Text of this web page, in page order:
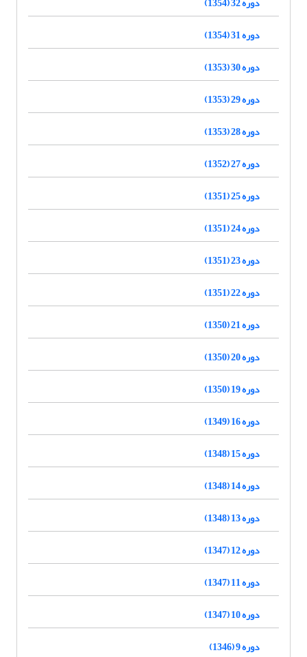
دوره 31 (1354)
دوره 30 (1353)
دوره 29 (1353)
دوره 28 (1353)
دوره 27 (1352)
دوره 25 (1351)
دوره 24 (1351)
دوره 23 (1351)
دوره 22 (1351)
دوره 21 (1350)
دوره 20 (1350)
دوره 19 (1350)
دوره 16 (1349)
دوره 15 (1348)
دوره 14 (1348)
دوره 13 (1348)
دوره 12 (1347)
دوره 11 (1347)
دوره 10 (1347)
دوره 9 (1346)